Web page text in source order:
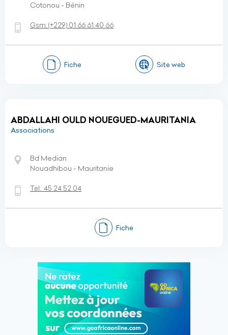
Cotonou - Bénin
Gsm:(+229) 01 66 61 40 66
Fiche Site web
ABDALLAHI OULD NOUEGUED-MAURITANIA
Associations
Bd Median
Nouadhibou - Mauritanie
Tel: 45 24 52 04
Fiche